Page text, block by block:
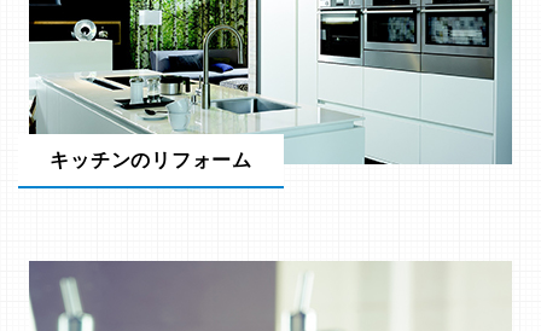
キッチンのリフォーム